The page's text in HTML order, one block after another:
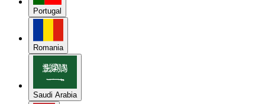
Portugal
Romania
Saudi Arabia